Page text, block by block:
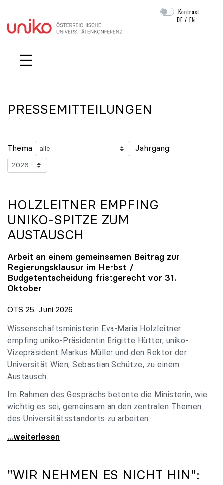
Navigation überspringen
Kontrast
DE /EN
☰
PRESSEMITTEILUNGEN
Thema Jahrgang:
HOLZLEITNER EMPFING
UNIKO-SPITZE ZUM
AUSTAUSCH
Arbeit an einem gemeinsamen Beitrag zur
Regierungsklausur im Herbst /
Budgetentscheidung fristgerecht vor 31.
Oktober
OTS 25. Juni 2026
Wissenschaftsministerin Eva-Maria Holzleitner
empfing uniko-Präsidentin Brigitte Hütter, uniko-
Vizepräsident Markus Müller und den Rektor der
Universität Wien, Sebastian Schütze, zu einem
Austausch.
Im Rahmen des Gesprächs betonte die Ministerin, wie
wichtig es sei, gemeinsam an den zentralen Themen
des Universitätsstandorts zu arbeiten.
Holzleitner empfing uniko-Spitze zum Austausch
...weiterlesen
"WIR NEHMEN ES NICHT HIN":